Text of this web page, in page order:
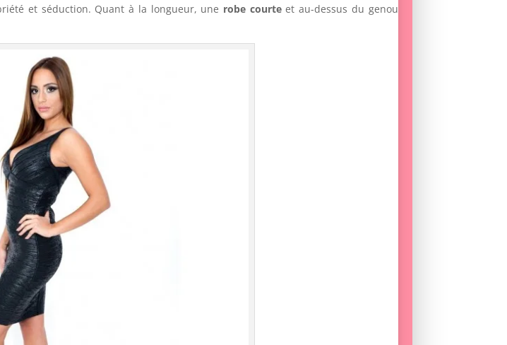
et séduction. Quant à la longueur, une robe courteet au-dessus du genou